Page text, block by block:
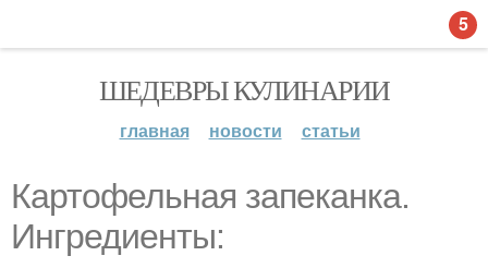
ШЕДЕВРЫ КУЛИНАРИИ
главная новости статьи
Картофельная запеканка.
Ингредиенты:
5